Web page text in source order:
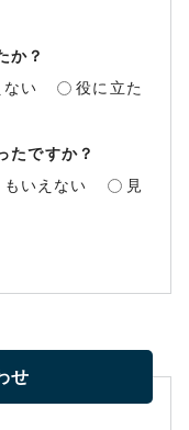
か？
ない
役に立た
たですか？
もいえない
見
せ